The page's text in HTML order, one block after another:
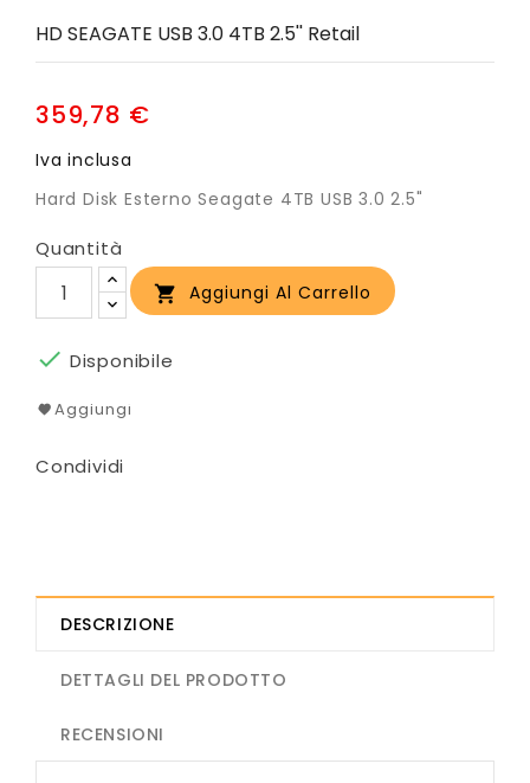
HD SEAGATE USB 3.0 4TB 2.5'' Retail
359,78 €
Iva inclusa
Hard Disk Esterno Seagate 4TB USB 3.0 2.5"
Quantità
 Aggiungi Al Carrello
 Disponibile
Aggiungi
Condividi
DESCRIZIONE
DETTAGLI DEL PRODOTTO
RECENSIONI